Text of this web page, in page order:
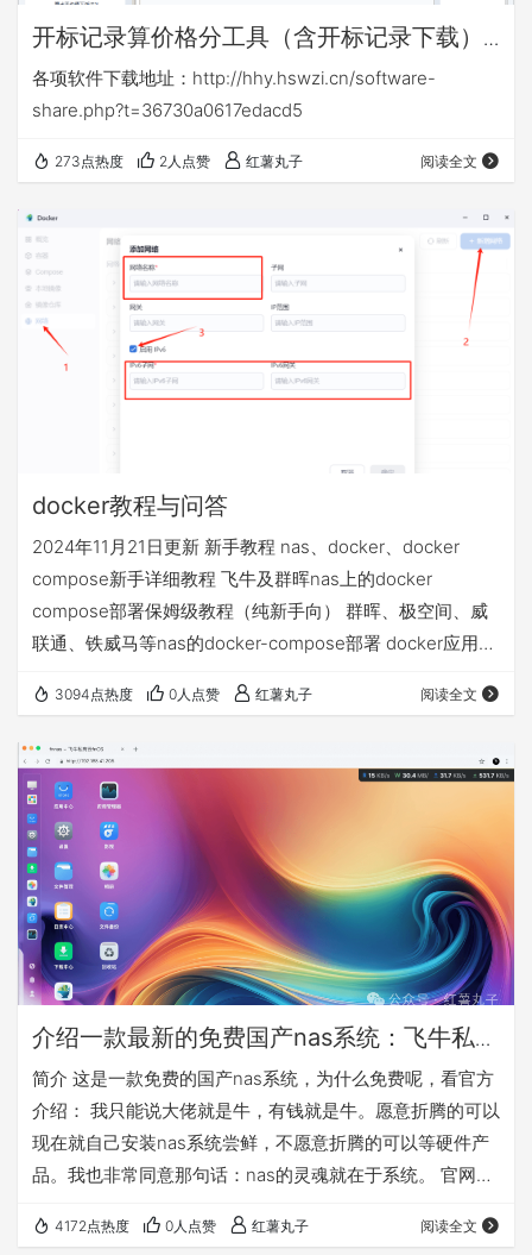
开标记录算价格分工具（含开标记录下载）
v16.6
各项软件下载地址：http://hhy.hswzi.cn/software-
share.php?t=36730a0617edacd5
273点热度 2人点赞 红薯丸子 阅读全文
docker教程与问答
2024年11月21日更新 新手教程 nas、docker、docker
compose新手详细教程 飞牛及群晖nas上的docker
compose部署保姆级教程（纯新手向） 群晖、极空间、威
联通、铁威马等nas的docker-compose部署 docker应用
docker拉取不了 配置使用镜像源 不定期更新的docker镜像
异地访问的4种方案，哪个适合我 飞牛nas的4种远程访问
方…
3094点热度 0人点赞 红薯丸子 阅读全文
介绍一款最新的免费国产nas系统：飞牛私有
云fnOS
简介 这是一款免费的国产nas系统，为什么免费呢，看官方
介绍： 我只能说大佬就是牛，有钱就是牛。愿意折腾的可以
现在就自己安装nas系统尝鲜，不愿意折腾的可以等硬件产
品。我也非常同意那句话：nas的灵魂就在于系统。 官网：
https://help.fnnas.com/articles/fnosV1/start/install-
4172点热度 0人点赞 红薯丸子 阅读全文